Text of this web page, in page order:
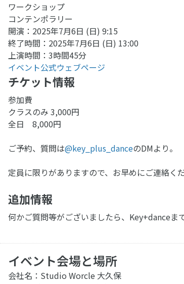
ワークショップ
コンテンポラリー
開演：2025年7月6日 (日) 9:15
終了時間：2025年7月6日 (日) 13:00
上演時間：3時間45分
イベント公式ウェブページ
チケット情報
参加費
クラスのみ 3,000円
全日 8,000円
ご予約、質問は@key_plus_danceのDMより。
定員に限りがありますので、お早めにご連絡くだ
追加情報
何かご質問等がございましたら、Key+danceま
イベント会場と場所
会社名：Studio Worcle 大久保